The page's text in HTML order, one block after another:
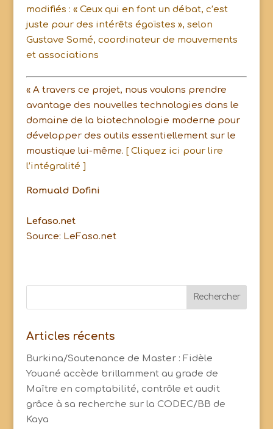
modifiés : « Ceux qui en font un débat, c’est
juste pour des intérêts égoïstes », selon
Gustave Somé, coordinateur de mouvements
et associations
« A travers ce projet, nous voulons prendre
avantage des nouvelles technologies dans le
domaine de la biotechnologie moderne pour
développer des outils essentiellement sur le
moustique lui-même. [ Cliquez ici pour lire
l’intégralité ]
Romuald Dofini
Lefaso.net
Source: LeFaso.net
Articles récents
Burkina/Soutenance de Master : Fidèle
Youané accède brillamment au grade de
Maître en comptabilité, contrôle et audit
grâce à sa recherche sur la CODEC/BB de
Kaya